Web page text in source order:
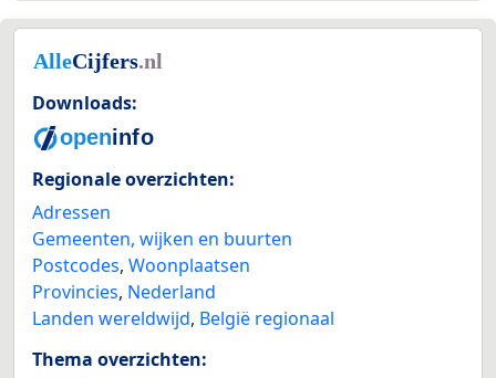
Downloads:
Regionale overzichten:
Adressen
Gemeenten, wijken en buurten
Postcodes, Woonplaatsen
Provincies, Nederland
Landen wereldwijd, België regionaal
Thema overzichten: